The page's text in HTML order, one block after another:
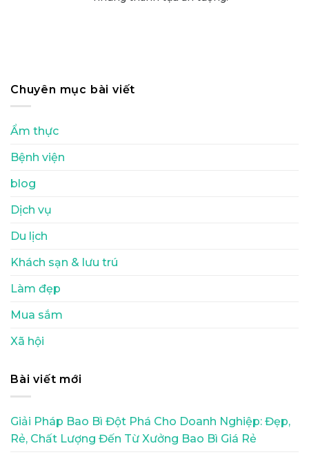
Chuyên mục bài viết
Ẩm thực
Bệnh viện
blog
Dịch vụ
Du lịch
Khách sạn & lưu trú
Làm đẹp
Mua sắm
Xã hội
Bài viết mới
Giải Pháp Bao Bì Đột Phá Cho Doanh Nghiệp: Đẹp,
Rẻ, Chất Lượng Đến Từ Xưởng Bao Bì Giá Rẻ